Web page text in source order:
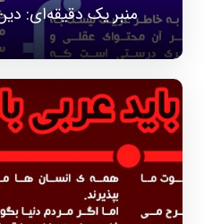
منبر یک دقیقه‌ای: